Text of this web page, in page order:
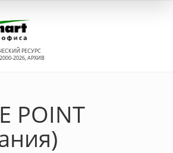
РЕСУРС
2026, АРХИВ
POINT